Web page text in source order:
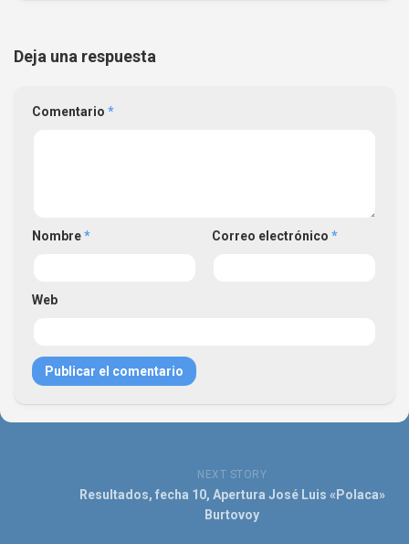
Deja una respuesta
Comentario *
Nombre* Correo electrónico *
Web
NEXT STORY
Resultados, fecha 10, Apertura José Luis «Polaca»
Burtovoy